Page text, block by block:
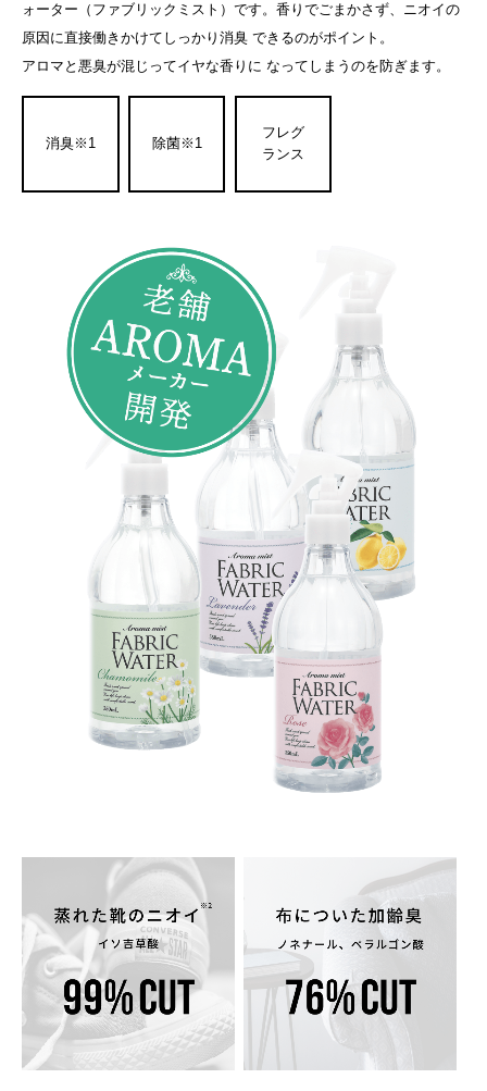
ォーター（ファブリックミスト）です。香りでごまかさず、ニオイの
原因に直接働きかけてしっかり消臭 できるのがポイント。
アロマと悪臭が混じってイヤな香りに なってしまうのを防ぎます。
消臭※1 除菌※1
フレグ
ランス